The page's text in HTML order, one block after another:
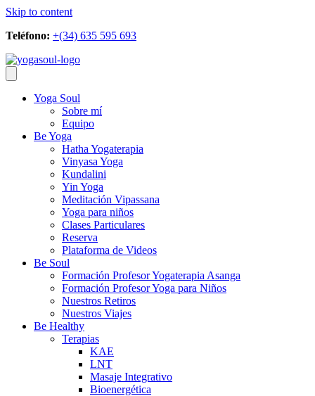
Skip to content
Teléfono: +(34) 635 595 693
Yoga Soul
Sobre mí
Equipo
Be Yoga
Hatha Yogaterapia
Vinyasa Yoga
Kundalini
Yin Yoga
Meditación Vipassana
Yoga para niños
Clases Particulares
Reserva
Plataforma de Videos
Be Soul
Formación Profesor Yogaterapia Asanga
Formación Profesor Yoga para Niños
Nuestros Retiros
Nuestros Viajes
Be Healthy
Terapias
KAE
LNT
Masaje Integrativo
Bioenergética